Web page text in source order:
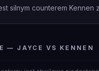
silnym counterem Kennen
— JAYCE VS KENNEN